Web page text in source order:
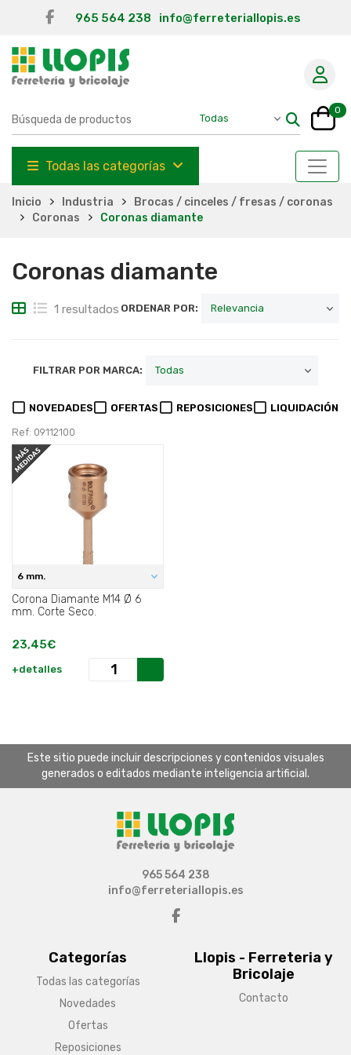
965 564 238 info@ferreteriallopis.es
0
Todas las categorías
Inicio Industria
Brocas / cinceles / fresas / coronas
Coronas
Coronas diamante
Coronas diamante
1 resultados ORDENAR POR:
FILTRAR POR MARCA:
NOVEDADES OFERTAS REPOSICIONES LIQUIDACIÓN
Ref: 09112100
6 mm.
Corona Diamante M14 Ø 6
mm. Corte Seco.
23,45€
+detalles
Este sitio puede incluir descripciones y contenidos visuales
generados o editados mediante inteligencia artificial.
Categorías
Todas las categorías
Novedades
Ofertas
Reposiciones
Llopis - Ferreteria y
Bricolaje
Contacto
965 564 238
info@ferreteriallopis.es